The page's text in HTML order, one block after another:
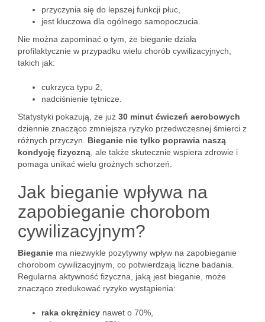
przyczynia się do lepszej funkcji płuc,
jest kluczowa dla ogólnego samopoczucia.
Nie można zapominać o tym, że bieganie działa
profilaktycznie w przypadku wielu chorób cywilizacyjnych,
takich jak:
cukrzyca typu 2,
nadciśnienie tętnicze.
Statystyki pokazują, że już 30 minut ćwiczeń aerobowych
dziennie znacząco zmniejsza ryzyko przedwczesnej śmierci z
różnych przyczyn. Bieganie nie tylko poprawia naszą
kondycję fizyczną , ale także skutecznie wspiera zdrowie i
pomaga unikać wielu groźnych schorzeń.
Jak bieganie wpływa na
zapobieganie chorobom
cywilizacyjnym?
Bieganie ma niezwykle pozytywny wpływ na zapobieganie
chorobom cywilizacyjnym, co potwierdzają liczne badania.
Regularna aktywność fizyczna, jaką jest bieganie, może
znacząco zredukować ryzyko wystąpienia:
raka okrężnicy nawet o 70%,